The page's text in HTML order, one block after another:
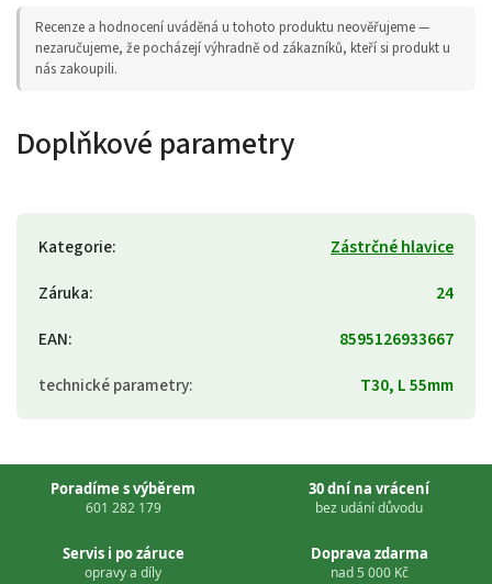
Recenze a hodnocení uváděná u tohoto produktu neověřujeme —
nezaručujeme, že pocházejí výhradně od zákazníků, kteří si produkt u
nás zakoupili.
Doplňkové parametry
Kategorie:
Zástrčné hlavice
Záruka:
24
EAN:
8595126933667
technické parametry: T30, L 55mm
Poradíme s výběrem
601 282 179
30 dní na vrácení
bez udání důvodu
Servis i po záruce
opravy a díly
Doprava zdarma
nad 5 000 Kč